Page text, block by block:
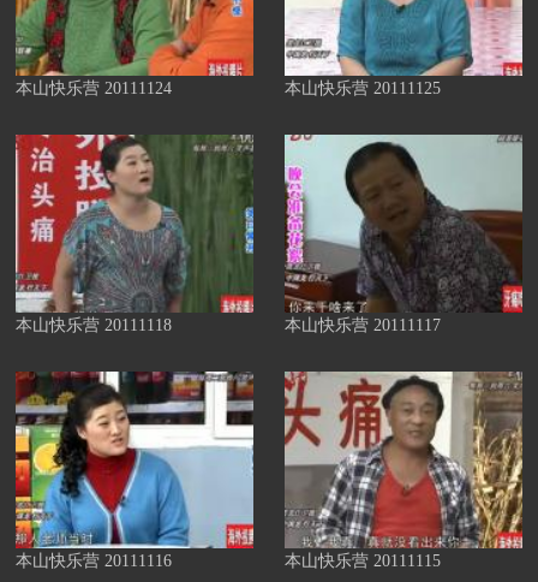
本山快乐营 20111124 本山快乐营 20111125
本山快乐营 20111118 本山快乐营 20111117
本山快乐营 20111116 本山快乐营 20111115